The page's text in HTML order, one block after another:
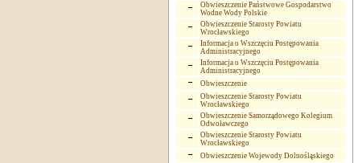
Obwieszczenie Państwowe Gospodarstwo
Wodne Wody Polskie
Obwieszczenie Starosty Powiatu
Wrocławskiego
Informacja o Wszczęciu Postępowania
Administracyjnego
Informacja o Wszczęciu Postępowania
Administracyjnego
Obwieszczenie
Obwieszczenie Starosty Powiatu
Wrocławskiego
Obwieszczenie Samorządowego Kolegium
Odwoławczego
Obwieszczenie Starosty Powiatu
Wrocławskiego
Obwieszczenie Wojewody Dolnośląskiego